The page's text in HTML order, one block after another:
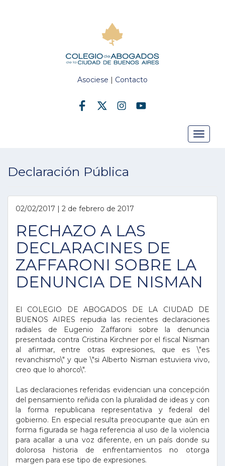
Asociese | Contacto
Toggle
Declaración Pública
02/02/2017 | 2 de febrero de 2017
RECHAZO A LAS
DECLARACINES DE
ZAFFARONI SOBRE LA
DENUNCIA DE NISMAN
El COLEGIO DE ABOGADOS DE LA CIUDAD DE
BUENOS AIRES repudia las recientes declaraciones
radiales de Eugenio Zaffaroni sobre la denuncia
presentada contra Cristina Kirchner por el fiscal Nisman
al afirmar, entre otras expresiones, que es \"es
revanchismo\" y que \"si Alberto Nisman estuviera vivo,
creo que lo ahorco\".
Las declaraciones referidas evidencian una concepción
del pensamiento reñida con la pluralidad de ideas y con
la forma republicana representativa y federal del
gobierno. En especial resulta preocupante que aún en
forma figurada se haga referencia al uso de la violencia
para acallar a una voz diferente, en un país donde su
dolorosa historia de enfrentamientos no otorga
margen para ese tipo de expresiones.